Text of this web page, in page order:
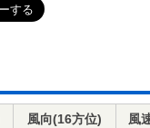
風向(16方位) 風